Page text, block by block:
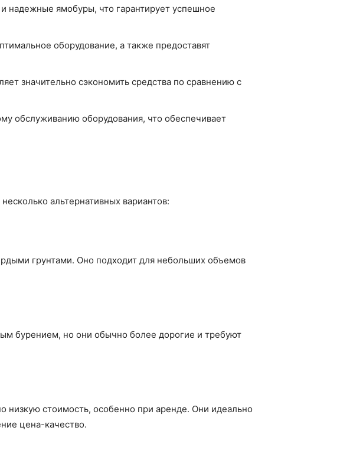
надежные ямобуры, что гарантирует успешное
оборудование, а также предоставят
значительно сэкономить средства по сравнению с
обслуживанию оборудования, что обеспечивает
альтернативных вариантов:
грунтами. Оно подходит для небольших объемов
бурением, но они обычно более дорогие и требуют
низкую стоимость, особенно при аренде. Они идеально
цена-качество.